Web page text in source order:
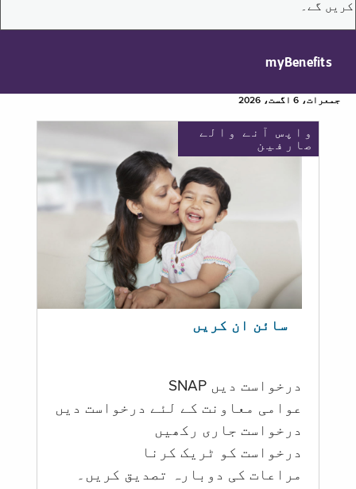
کریں گے۔
myBenefits
جمعرات، 6 اگست، 2026
واپس آنے والے
صارفین
سائن ان کریں
درخواست دیں SNAP
عوامی معاونت کے لئے درخواست دیں
درخواست جاری رکھیں
درخواست کو ٹریک کرنا
مراعات کی دوبارہ تصدیق کریں۔